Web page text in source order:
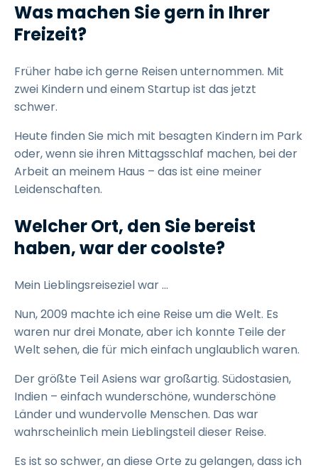
Was machen Sie gern in Ihrer
Freizeit?
Früher habe ich gerne Reisen unternommen. Mit
zwei Kindern und einem Startup ist das jetzt
schwer.
Heute finden Sie mich mit besagten Kindern im Park
oder, wenn sie ihren Mittagsschlaf machen, bei der
Arbeit an meinem Haus – das ist eine meiner
Leidenschaften.
Welcher Ort, den Sie bereist
haben, war der coolste?
Mein Lieblingsreiseziel war ...
Nun, 2009 machte ich eine Reise um die Welt. Es
waren nur drei Monate, aber ich konnte Teile der
Welt sehen, die für mich einfach unglaublich waren.
Der größte Teil Asiens war großartig. Südostasien,
Indien – einfach wunderschöne, wunderschöne
Länder und wundervolle Menschen. Das war
wahrscheinlich mein Lieblingsteil dieser Reise.
Es ist so schwer, an diese Orte zu gelangen, dass ich